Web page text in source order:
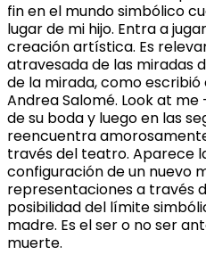
fin en el mundo simbólico
lugar de mi hijo. Entra a
creación artística. Es
atravesada de las miradas
de la mirada, como
Andrea Salomé. Look at
de su boda y luego en las
reencuentra
través del teatro. Aparece
configuración de un nuevo
representaciones a través
posibilidad del límite
madre. Es el ser o no ser
muerte.